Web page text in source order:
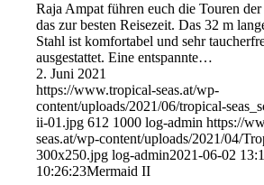
Raja Ampat führen euch die Touren
das zur besten Reisezeit. Das 32 m
Stahl ist komfortabel und sehr
ausgestattet. Eine entspannte…
2. Juni 2021
https://www.tropical-seas.at/wp-
content/uploads/2021/06/tropical-
ii-01.jpg 612 1000 log-admin https://
seas.at/wp-content/uploads/2021/04/
300x250.jpg log-admin2021-06-02
10:26:23Mermaid II